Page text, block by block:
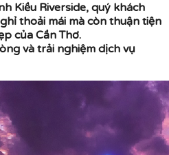
Kiều Riverside, quý khách
thoải mái mà còn thuận tiện
của Cần Thơ.
và trải nghiệm dịch vụ